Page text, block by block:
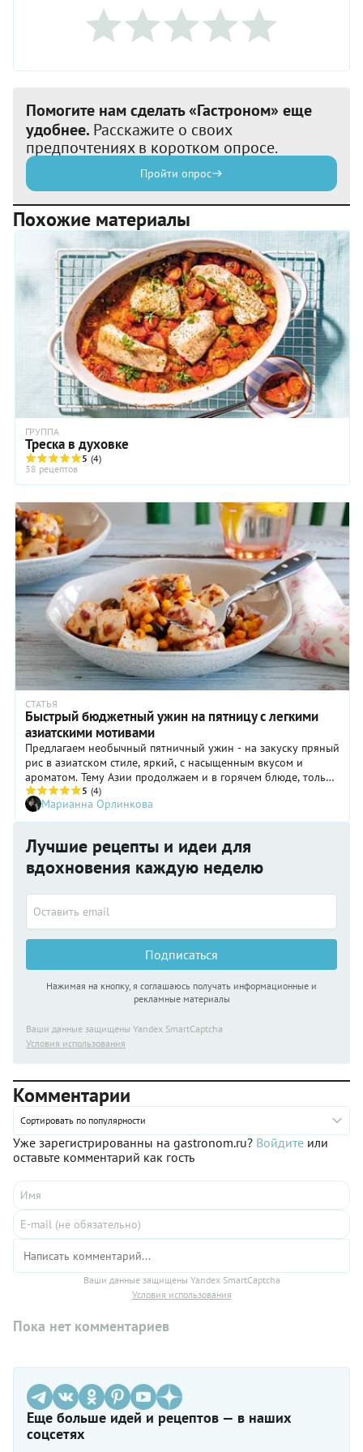
Помогите нам сделать «Гастроном» еще
удобнее. Расскажите о своих
предпочтениях в коротком опросе.
Пройти опрос
Похожие материалы
ГРУППА
Треска в духовке
5 (4)
38 рецептов
СТАТЬЯ
Быстрый бюджетный ужин на пятницу с легкими
азиатскими мотивами
Предлагаем необычный пятничный ужин - на закуску пряный
рис в азиатском стиле, яркий, с насыщенным вкусом и
ароматом. Тему Азии продолжаем и в горячем блюде, только
вместо тофу возьмем адыгейский сыр.
5 (4)
Марианна Орлинкова
Лучшие рецепты и идеи для
вдохновения каждую неделю
Подписаться
Нажимая на кнопку, я соглашаюсь получать информационные и
рекламные материалы
Ваши данные защищены Yandex SmartCaptcha
Условия использования
Комментарии
Сортировать по популярности
Уже зарегистрированны на gastronom.ru? Войдите или
оставьте комментарий как гость
Ваши данные защищены Yandex SmartCaptcha
Условия использования
Пока нет комментариев
Еще больше идей и рецептов — в наших
соцсетях